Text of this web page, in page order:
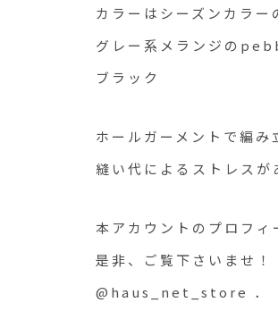
カラーはシーズンカラ
グレー系メランジの
ブラック
ホールガーメントで編み
縫い代によるストレスが
本アカウントのプロフィ
是非、ご覧下さいませ！
@haus_net_store ．